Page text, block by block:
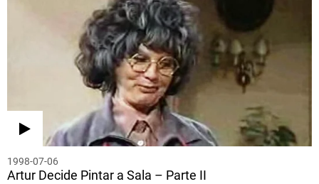
1998-07-06
Artur Decide Pintar a Sala – Parte II